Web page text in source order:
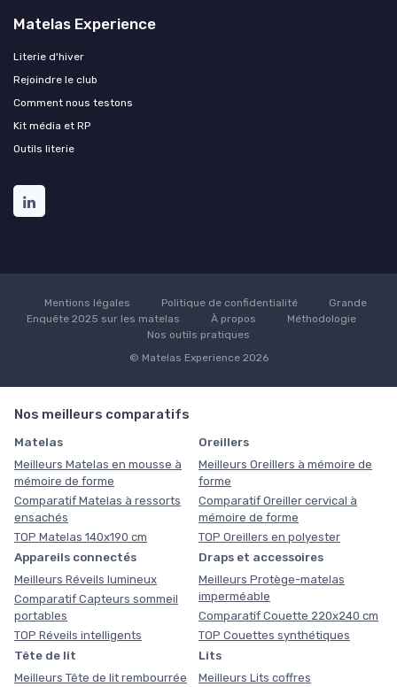
Matelas Experience
Literie d'hiver
Rejoindre le club
Comment nous testons
Kit média et RP
Outils literie
Mentions légales Politique de confidentialité
Grande
Enquête 2025 sur les matelas
À propos
Méthodologie
Nos outils pratiques
© Matelas Experience 2026
Nos meilleurs comparatifs
Matelas
Meilleurs Matelas en mousse à
mémoire de forme
Comparatif Matelas à ressorts
ensachés
TOP Matelas 140x190 cm
Oreillers
Meilleurs Oreillers à mémoire de
forme
Comparatif Oreiller cervical à
mémoire de forme
TOP Oreillers en polyester
Appareils connectés
Meilleurs Réveils lumineux
Comparatif Capteurs sommeil
portables
TOP Réveils intelligents
Draps et accessoires
Meilleurs Protège-matelas
imperméable
Comparatif Couette 220x240 cm
TOP Couettes synthétiques
Tête de lit
Meilleurs Tête de lit rembourrée
Lits
Meilleurs Lits coffres